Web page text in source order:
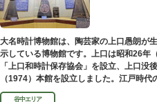
大名時計博物館は、陶芸家の上口愚朗が
示している博物館です。上口は昭和26年
「上口和時計保存協会」を設立、上口没
（1974）本館を設立しました。江戸時
櫓時計、台時計、枕時計などが並びます。
谷中エリア